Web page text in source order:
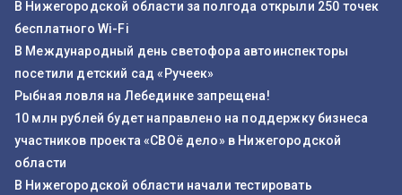
В Нижегородской области за полгода открыли 250 точек
бесплатного Wi-Fi
В Международный день светофора автоинспекторы
посетили детский сад «Ручеек»
Рыбная ловля на Лебединке запрещена!
10 млн рублей будет направлено на поддержку бизнеса
участников проекта «СВОё дело» в Нижегородской
области
В Нижегородской области начали тестировать